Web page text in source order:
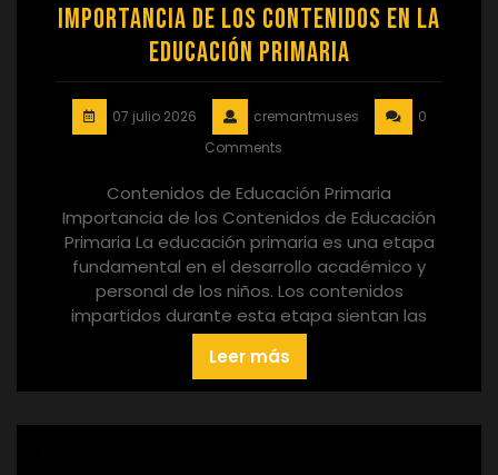
Importancia de los Contenidos en la
Educación Primaria
07 julio 2026 cremantmuses
0
Comments
Contenidos de Educación Primaria
Importancia de los Contenidos de Educación
Primaria La educación primaria es una etapa
fundamental en el desarrollo académico y
personal de los niños. Los contenidos
impartidos durante esta etapa sientan las
Leer más